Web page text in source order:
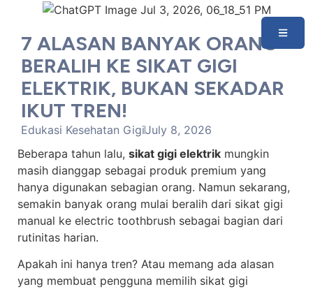
7 ALASAN BANYAK ORANG
BERALIH KE SIKAT GIGI
ELEKTRIK, BUKAN SEKADAR
IKUT TREN!
Edukasi Kesehatan GigiJuly 8, 2026
Beberapa tahun lalu, sikat gigi elektrik mungkin
masih dianggap sebagai produk premium yang
hanya digunakan sebagian orang. Namun sekarang,
semakin banyak orang mulai beralih dari sikat gigi
manual ke electric toothbrush sebagai bagian dari
rutinitas harian.
Apakah ini hanya tren? Atau memang ada alasan
yang membuat pengguna memilih sikat gigi